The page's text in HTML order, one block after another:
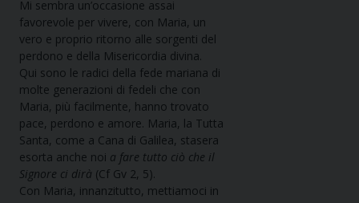
Mi sembra un’occasione assai
favorevole per vivere, con Maria, un
vero e proprio ritorno alle sorgenti del
perdono e della Misericordia divina.
Qui sono le radici della fede mariana di
molte generazioni di fedeli che con
Maria, più facilmente, hanno trovato
pace, perdono e amore. Maria, la Tutta
Santa, come a Cana di Galilea, stasera
esorta anche noi a fare tutto ciò che il
Signore ci dirà (Cf Gv 2, 5).
Con Maria, innanzitutto, mettiamoci in